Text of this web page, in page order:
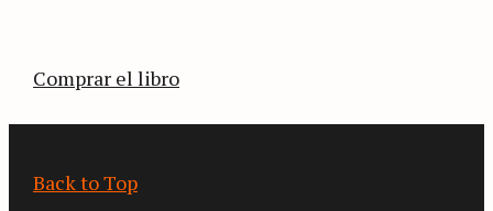
Comprar el libro
Back to Top